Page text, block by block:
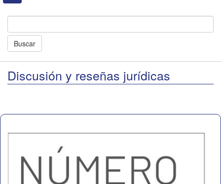
Buscar
Discusión y reseñas jurídicas